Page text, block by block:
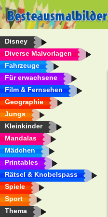
Disney
Diverse Malvorlagen
Fahrzeuge
Für erwachsene
Film & Fernsehen
Geographie
Jungs
Kleinkinder
Mandalas
Mädchen
Printables
Rätsel & Knobelspass
Spiele
Sport
Thema